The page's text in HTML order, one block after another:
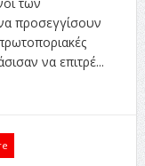
προσεγγίσουν
να επιτρέ...